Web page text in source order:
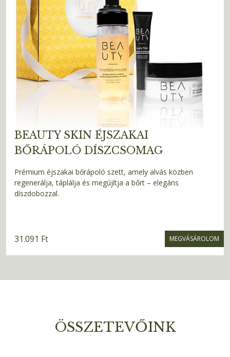
BEAUTY SKIN ÉJSZAKAI
BŐRÁPOLÓ DÍSZCSOMAG
Prémium éjszakai bőrápoló szett, amely alvás közben
regenerálja, táplálja és megújítja a bőrt – elegáns
díszdobozzal.
31.091 Ft MEGVÁSÁROLOM
ÖSSZETEVŐINK